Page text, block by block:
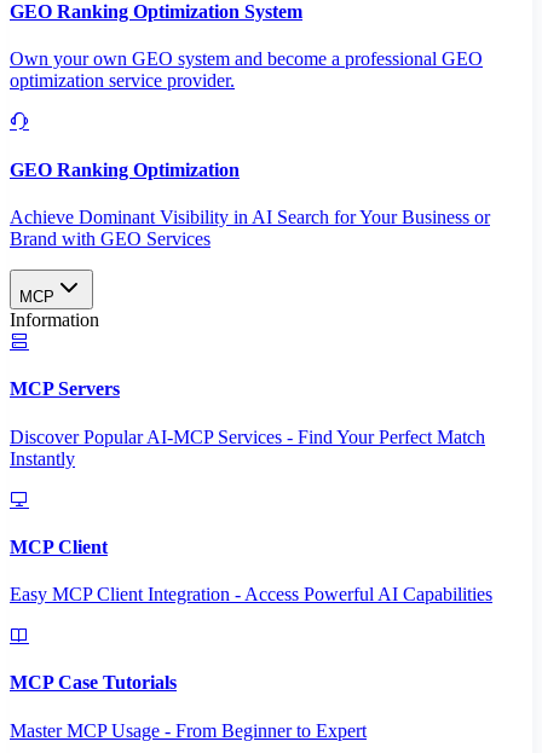
GEO Ranking Optimization System
Own your own GEO system and become a professional GEO
optimization service provider.
GEO Ranking Optimization
Achieve Dominant Visibility in AI Search for Your Business or
Brand with GEO Services​
MCP
Information
MCP Servers
Discover Popular AI-MCP Services - Find Your Perfect Match
Instantly
MCP Client
Easy MCP Client Integration - Access Powerful AI Capabilities
MCP Case Tutorials
Master MCP Usage - From Beginner to Expert